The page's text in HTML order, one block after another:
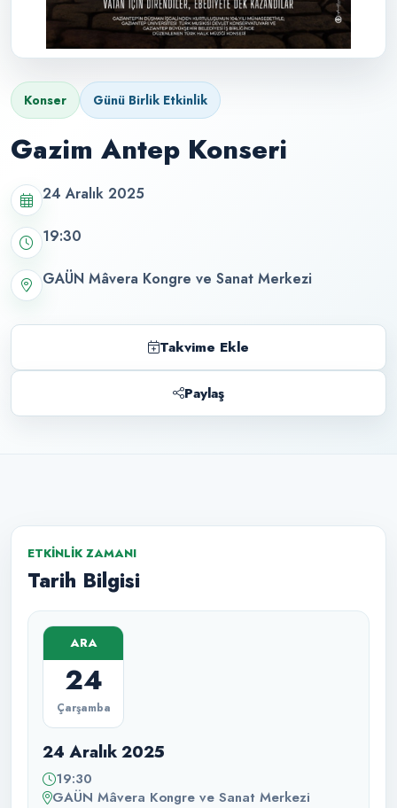
Konser Günü Birlik Etkinlik
Gazim Antep Konseri
24 Aralık 2025
19:30
GAÜN Mâvera Kongre ve Sanat Merkezi
Takvime Ekle
Paylaş
ETKINLIK ZAMANI
Tarih Bilgisi
ARA
24
Çarşamba
24 Aralık 2025
19:30
GAÜN Mâvera Kongre ve Sanat Merkezi